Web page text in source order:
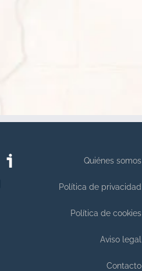
Quiénes somos
Política de privacidad
Política de cookies
Aviso legal
Contacto